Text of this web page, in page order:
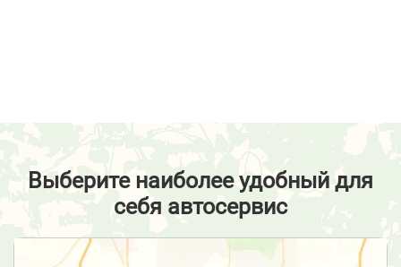
Выберите наиболее удобный для
себя автосервис